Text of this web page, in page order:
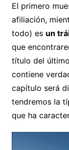
El primero
afiliación,
todo) es un
que
título del
contiene
capítulo será
tendremos la
que ha